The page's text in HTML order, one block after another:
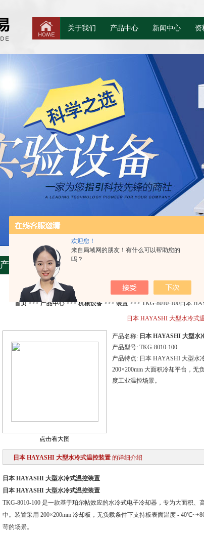
欢迎您！
来自局域网的朋友！有什么可以帮助您的
吗？
关于我们 产品中心 新闻中心 资
产品资料
首页>>>产品中心>>>机械设备>>> 装置 >>> TKG-8010-100日本
日本 HAYASHI 大型水冷式
点击看大图
产品名称: 日本 HAYASHI 大型水
产品型号: TKG-8010-100
产品特点: 日本 HAYASHI 大型水
200×200mm 大面积冷却平台，
度工业温控场景。
日本 HAYASHI 大型水冷式温控装置 的详细介绍
日本 HAYASHI 大型水冷式温控装置
日本 HAYASHI 大型水冷式温控装置
TKG-8010-100 是一款基于珀尔帖效应的水冷式电子冷却器，专为大面积
中。装置采用 200×200mm 冷却板，无负载条件下支持板表面温度 -
苛的场景。